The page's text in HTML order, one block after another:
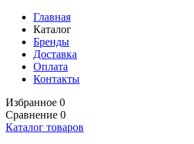
Главная
Каталог
Бренды
Доставка
Оплата
Контакты
Избранное 0
Сравнение 0
Каталог товаров